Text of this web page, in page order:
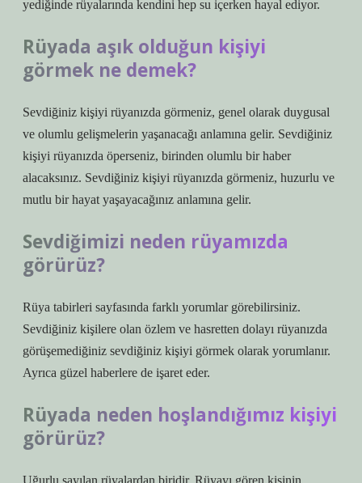
yediğinde rüyalarında kendini hep su içerken hayal ediyor.
Rüyada aşık olduğun kişiyi
görmek ne demek?
Sevdiğiniz kişiyi rüyanızda görmeniz, genel olarak duygusal
ve olumlu gelişmelerin yaşanacağı anlamına gelir. Sevdiğiniz
kişiyi rüyanızda öperseniz, birinden olumlu bir haber
alacaksınız. Sevdiğiniz kişiyi rüyanızda görmeniz, huzurlu ve
mutlu bir hayat yaşayacağınız anlamına gelir.
Sevdiğimizi neden rüyamızda
görürüz?
Rüya tabirleri sayfasında farklı yorumlar görebilirsiniz.
Sevdiğiniz kişilere olan özlem ve hasretten dolayı rüyanızda
görüşemediğiniz sevdiğiniz kişiyi görmek olarak yorumlanır.
Ayrıca güzel haberlere de işaret eder.
Rüyada neden hoşlandığımız kişiyi
görürüz?
Uğurlu sayılan rüyalardan biridir. Rüyayı gören kişinin